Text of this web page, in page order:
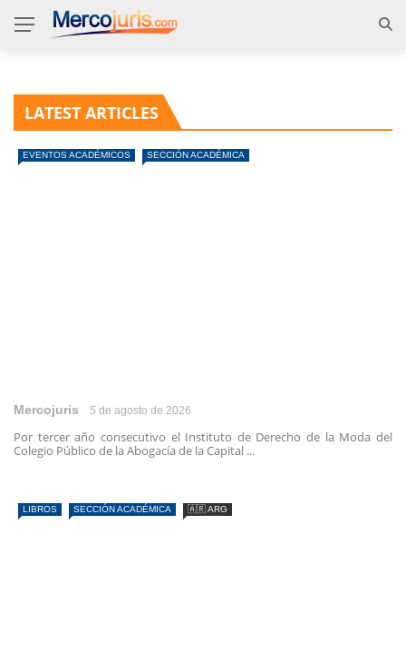
LATEST ARTICLES
EVENTOS ACADÉMICOS SECCIÓN ACADÉMICA
Mercojuris 5 de agosto de 2026
Por tercer año consecutivo el Instituto de Derecho de la Moda del
Colegio Público de la Abogacía de la Capital ...
LIBROS SECCIÓN ACADÉMICA 🇦🇷 ARG